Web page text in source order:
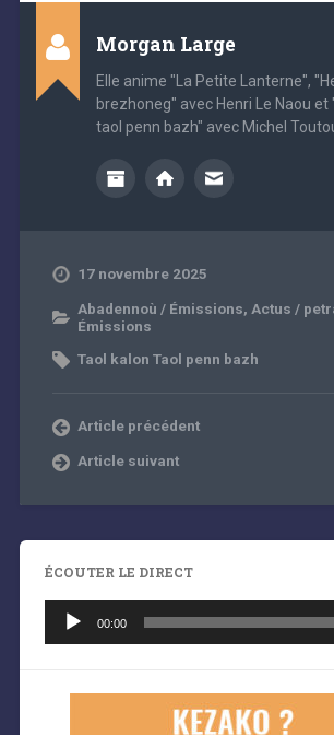
Morgan Large
Elle anime "La Petite Lanterne",
brezhoneg" avec Henri Le Naou et
taol penn bazh" avec Michel
17 novembre 2025
Abadennoù / Émissions, Actus /
Émissions
Taol kalon Taol penn bazh
Article précédent
Article suivant
ÉCOUTER LE DIRECT
audio
00:00